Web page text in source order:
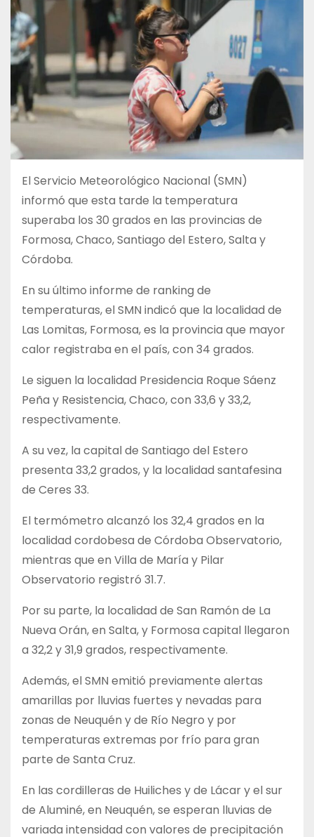
El Servicio Meteorológico Nacional (SMN)
informó que esta tarde la temperatura
superaba los 30 grados en las provincias de
Formosa, Chaco, Santiago del Estero, Salta y
Córdoba.
En su último informe de ranking de
temperaturas, el SMN indicó que la localidad de
Las Lomitas, Formosa, es la provincia que mayor
calor registraba en el país, con 34 grados.
Le siguen la localidad Presidencia Roque Sáenz
Peña y Resistencia, Chaco, con 33,6 y 33,2,
respectivamente.
A su vez, la capital de Santiago del Estero
presenta 33,2 grados, y la localidad santafesina
de Ceres 33.
El termómetro alcanzó los 32,4 grados en la
localidad cordobesa de Córdoba Observatorio,
mientras que en Villa de María y Pilar
Observatorio registró 31.7.
Por su parte, la localidad de San Ramón de La
Nueva Orán, en Salta, y Formosa capital llegaron
a 32,2 y 31,9 grados, respectivamente.
Además, el SMN emitió previamente alertas
amarillas por lluvias fuertes y nevadas para
zonas de Neuquén y de Río Negro y por
temperaturas extremas por frío para gran
parte de Santa Cruz.
En las cordilleras de Huiliches y de Lácar y el sur
de Aluminé, en Neuquén, se esperan lluvias de
variada intensidad con valores de precipitación